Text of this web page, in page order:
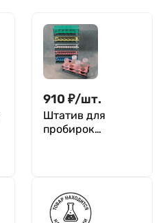
910 ₽/шт.
Штатив для
пробирок